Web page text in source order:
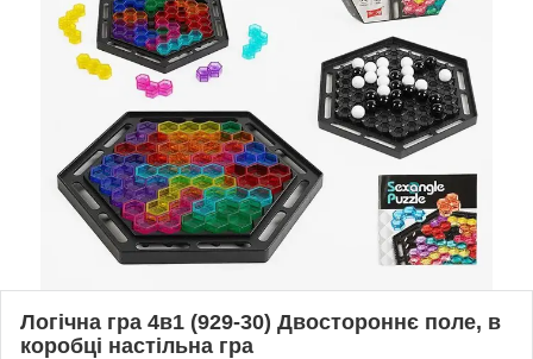
Логічна гра 4в1 (929-30) Двостороннє поле, в
коробці настільна гра